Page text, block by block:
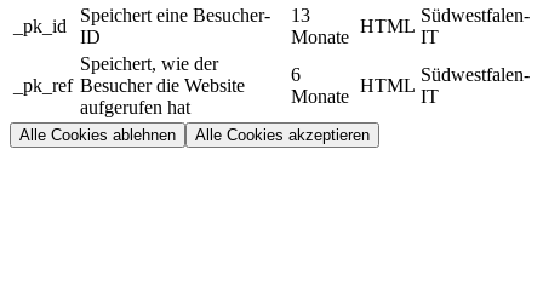
_pk_id
Speichert eine Besucher-
ID
13
Monate
HTML
Südwestfalen-
IT
_pk_ref
Speichert, wie der
Besucher die Website
aufgerufen hat
6
Monate
HTML
Südwestfalen-
IT
Alle Cookies ablehnen Alle Cookies akzeptieren